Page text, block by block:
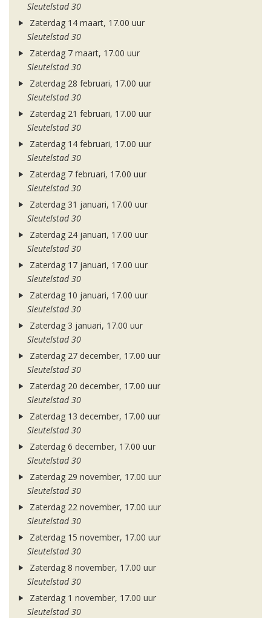
Sleutelstad 30
Zaterdag 14 maart, 17.00 uur
Sleutelstad 30
Zaterdag 7 maart, 17.00 uur
Sleutelstad 30
Zaterdag 28 februari, 17.00 uur
Sleutelstad 30
Zaterdag 21 februari, 17.00 uur
Sleutelstad 30
Zaterdag 14 februari, 17.00 uur
Sleutelstad 30
Zaterdag 7 februari, 17.00 uur
Sleutelstad 30
Zaterdag 31 januari, 17.00 uur
Sleutelstad 30
Zaterdag 24 januari, 17.00 uur
Sleutelstad 30
Zaterdag 17 januari, 17.00 uur
Sleutelstad 30
Zaterdag 10 januari, 17.00 uur
Sleutelstad 30
Zaterdag 3 januari, 17.00 uur
Sleutelstad 30
Zaterdag 27 december, 17.00 uur
Sleutelstad 30
Zaterdag 20 december, 17.00 uur
Sleutelstad 30
Zaterdag 13 december, 17.00 uur
Sleutelstad 30
Zaterdag 6 december, 17.00 uur
Sleutelstad 30
Zaterdag 29 november, 17.00 uur
Sleutelstad 30
Zaterdag 22 november, 17.00 uur
Sleutelstad 30
Zaterdag 15 november, 17.00 uur
Sleutelstad 30
Zaterdag 8 november, 17.00 uur
Sleutelstad 30
Zaterdag 1 november, 17.00 uur
Sleutelstad 30